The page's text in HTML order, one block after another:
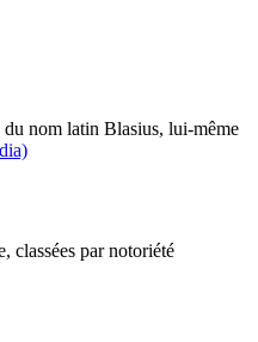
nom latin Blasius, lui-même
, classées par notoriété